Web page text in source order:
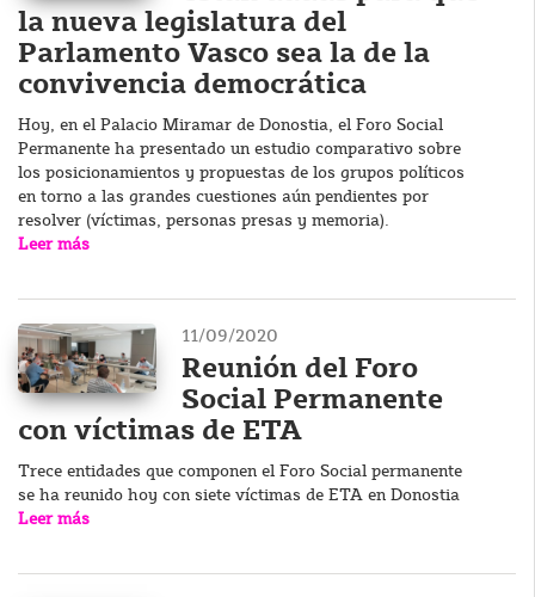
la nueva legislatura del
Parlamento Vasco sea la de la
convivencia democrática
Hoy, en el Palacio Miramar de Donostia, el Foro Social
Permanente ha presentado un estudio comparativo sobre
los posicionamientos y propuestas de los grupos políticos
en torno a las grandes cuestiones aún pendientes por
resolver (víctimas, personas presas y memoria).
Leer más
11/09/2020
Reunión del Foro
Social Permanente
con víctimas de ETA
Trece entidades que componen el Foro Social permanente
se ha reunido hoy con siete víctimas de ETA en Donostia
Leer más